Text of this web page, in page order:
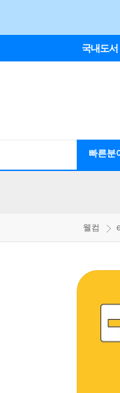
국내도서
빠른분
웰컴